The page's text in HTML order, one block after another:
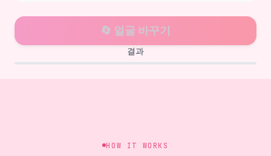
🔄 얼굴 바꾸기
결과
HOW IT WORKS